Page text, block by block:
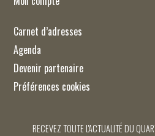
Carnet d’adresses
Agenda
Devenir partenaire
Préférences cookies
RECEVEZ TOUTE L'ACTUALITÉ DU